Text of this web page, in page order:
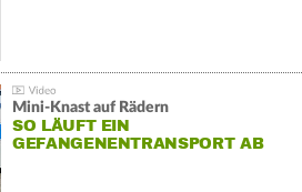
Mini-Knast auf Rädern
SO LÄUFT EIN
GEFANGENENTRANSPORT AB